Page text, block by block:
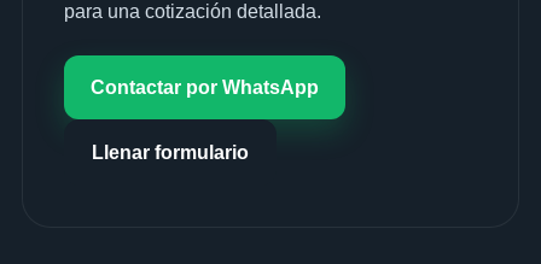
para una cotización detallada.
Contactar por WhatsApp
Llenar formulario